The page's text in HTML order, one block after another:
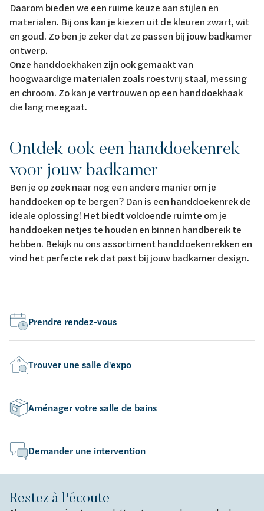
Daarom bieden we een ruime keuze aan stijlen en
materialen. Bij ons kan je kiezen uit de kleuren zwart, wit
en goud. Zo ben je zeker dat ze passen bij jouw badkamer
ontwerp.
Onze handdoekhaken zijn ook gemaakt van
hoogwaardige materialen zoals roestvrij staal, messing
en chroom. Zo kan je vertrouwen op een handdoekhaak
die lang meegaat.
Ontdek ook een handdoekenrek
voor jouw badkamer
Ben je op zoek naar nog een andere manier om je
handdoeken op te bergen? Dan is een handdoekenrek de
ideale oplossing! Het biedt voldoende ruimte om je
handdoeken netjes te houden en binnen handbereik te
hebben. Bekijk nu ons assortiment handdoekenrekken en
vind het perfecte rek dat past bij jouw badkamer design.
Prendre rendez-vous
Trouver une salle d'expo
Aménager votre salle de bains
Demander une intervention
Restez à l'écoute